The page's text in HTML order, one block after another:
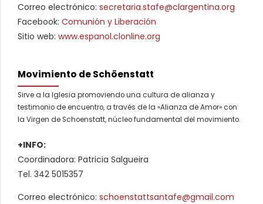
Correo electrónico: secretaria.stafe@clargentina.org
Facebook: Comunión y Liberación
Sitio web: www.espanol.clonline.org
Movimiento de Schöenstatt
Sirve a la Iglesia promoviendo una cultura de alianza y
testimonio de encuentro, a través de la «Alianza de Amor» con
la Virgen de Schoenstatt, núcleo fundamental del movimiento.
+INFO:
Coordinadora: Patricia Salgueira
Tel. 342 5015357
Correo electrónico: schoenstattsantafe@gmail.com